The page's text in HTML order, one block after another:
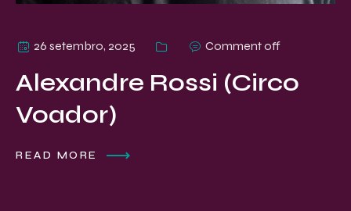
26 setembro, 2025 Comment off
Alexandre Rossi (Circo
Voador)
READ MORE